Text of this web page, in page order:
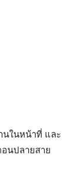
นในหน้าที่ และ
นปลายสาย